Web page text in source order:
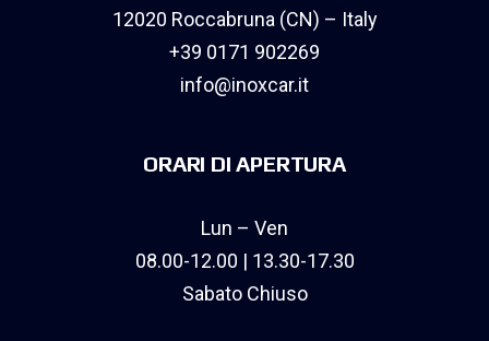
12020 Roccabruna (CN) – Italy
+39 0171 902269
info@inoxcar.it
ORARI DI APERTURA
Lun – Ven
08.00-12.00 | 13.30-17.30
Sabato Chiuso